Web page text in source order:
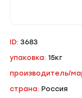
ID: 3683
упаковка: 15кг
производитель/
страна: Россия